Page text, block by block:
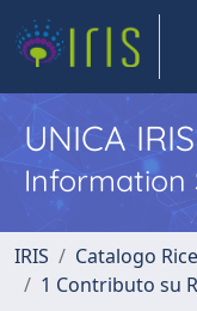
UNICA
Information
IRIS
Catalogo
1 Contributo su